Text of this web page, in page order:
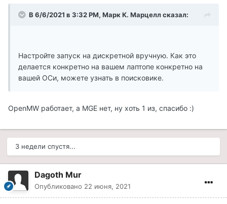
В 6/6/2021 в 3:32 PM, Марк К. Марцелл сказал:
Настройте запуск на дискретной вручную. Как это
делается конкретно на вашем лаптопе конкретно на
вашей ОСи, можете узнать в поисковике.
OpenMW работает, а MGE нет, ну хоть 1 из, спасибо :)
3 недели спустя...
Dagoth Mur
Опубликовано 22 июня, 2021